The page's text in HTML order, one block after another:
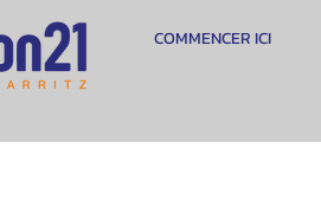
COMMENCER ICI